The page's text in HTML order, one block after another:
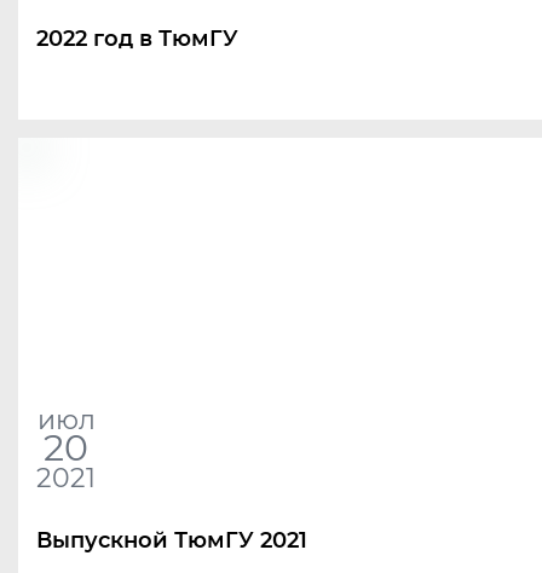
2022 год в ТюмГУ
июл
20
2021
Выпускной ТюмГУ 2021